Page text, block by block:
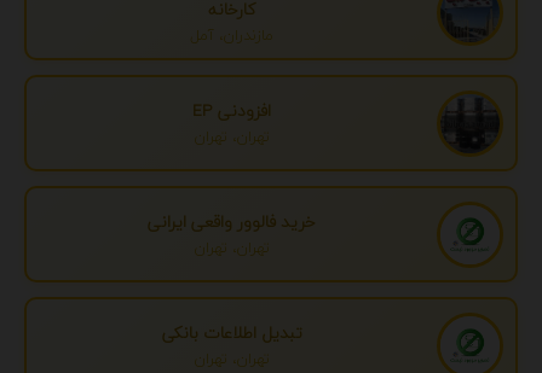
کارخانه
مازندران، آمل
افزودنی EP
تهران، تهران
خرید فالوور واقعی ایرانی
تهران، تهران
تبدیل اطلاعات بانکی
تهران، تهران